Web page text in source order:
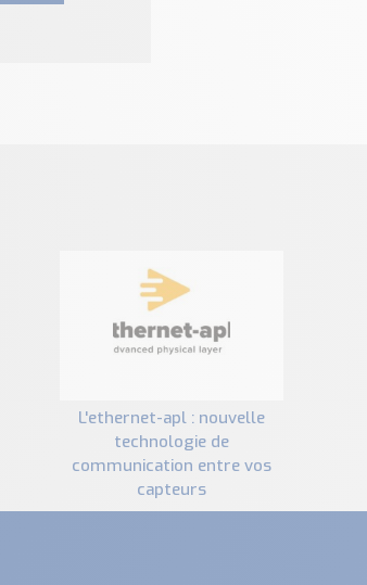
l'ethernet-apl : nouvelle
technologie de
communication entre vos
capteurs